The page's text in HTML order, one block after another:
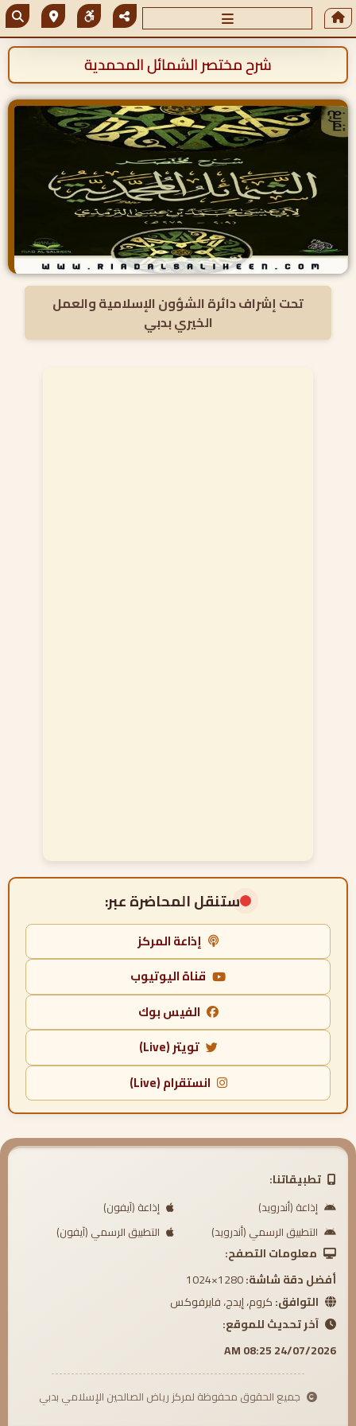
شرح مختصر الشمائل المحمدية
تحت إشراف دائرة الشؤون الإسلامية والعمل
الخيري بدبي
ستنقل المحاضرة عبر:
إذاعة المركز
قناة اليوتيوب
الفيس بوك
تويتر (Live)
انستقرام (Live)
تطبيقاتنا:
إذاعة (أندرويد)
إذاعة (آيفون)
التطبيق الرسمي (أندرويد)
التطبيق الرسمي (آيفون)
معلومات التصفح:
أفضل دقة شاشة:
التوافق:كروم، إيدج، فايرفوكس
آخر تحديث للموقع:
24/07/2026 08:25 AM
جميع الحقوق محفوظة لمركز رياض الصالحين الإسلامي بدبي